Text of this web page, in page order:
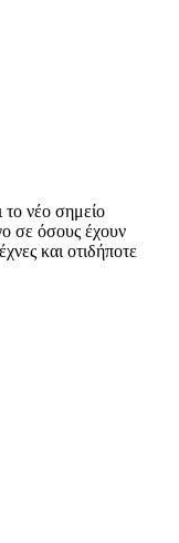
νέο σημείο
σε όσους έχουν
και οτιδήποτε